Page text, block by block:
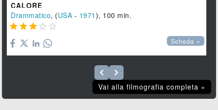
CALORE
Drammatico, (USA - 1971 ), 100 min.
    
Scheda »
Vai alla filmografia completa »